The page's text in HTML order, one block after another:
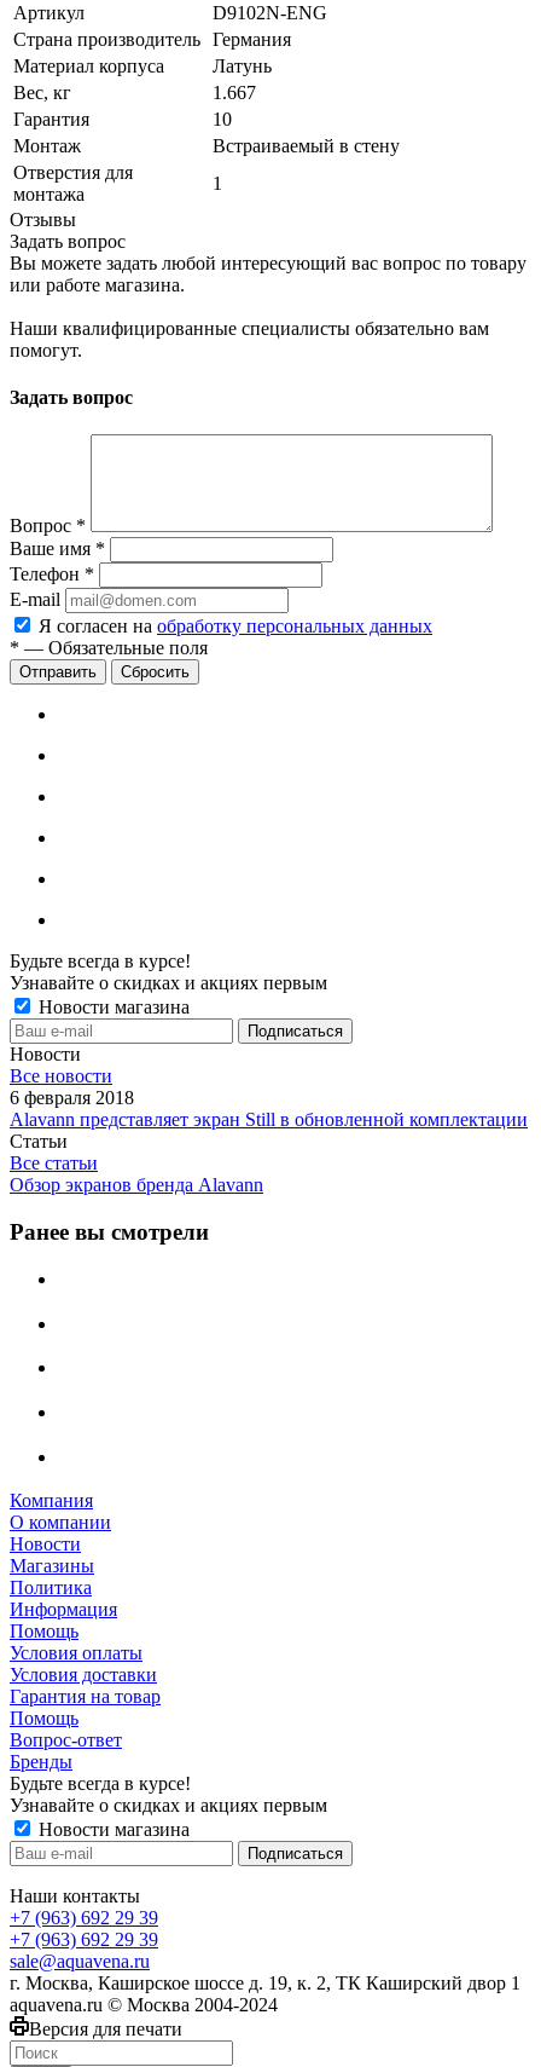
Артикул
D9102N-ENG
Страна производитель Германия
Материал корпуса
Латунь
Вес, кг
1.667
Гарантия
10
Монтаж
Встраиваемый в стену
Отверстия для
монтажа
1
Отзывы
Задать вопрос
Вы можете задать любой интересующий вас вопрос по товару
или работе магазина.
Наши квалифицированные специалисты обязательно вам
помогут.
Задать вопрос
Вопрос *
Ваше имя *
Телефон *
E-mail
Я согласен на обработку персональных данных
* — Обязательные поля
Сбросить
Будьте всегда в курсе!
Узнавайте о скидках и акциях первым
Новости магазина
Новости
Все новости
6 февраля 2018
Alavann представляет экран Still в обновленной комплектации
Статьи
Все статьи
Обзор экранов бренда Alavann
Ранее вы смотрели
Компания
О компании
Новости
Магазины
Политика
Информация
Помощь
Условия оплаты
Условия доставки
Гарантия на товар
Помощь
Вопрос-ответ
Бренды
Будьте всегда в курсе!
Узнавайте о скидках и акциях первым
Новости магазина
Наши контакты
+7 (963) 692 29 39
+7 (963) 692 29 39
sale@aquavena.ru
г. Москва, Каширское шоссе д. 19, к. 2, ТК Каширский двор 1
aquavena.ru © Москва 2004-2024
Версия для печати